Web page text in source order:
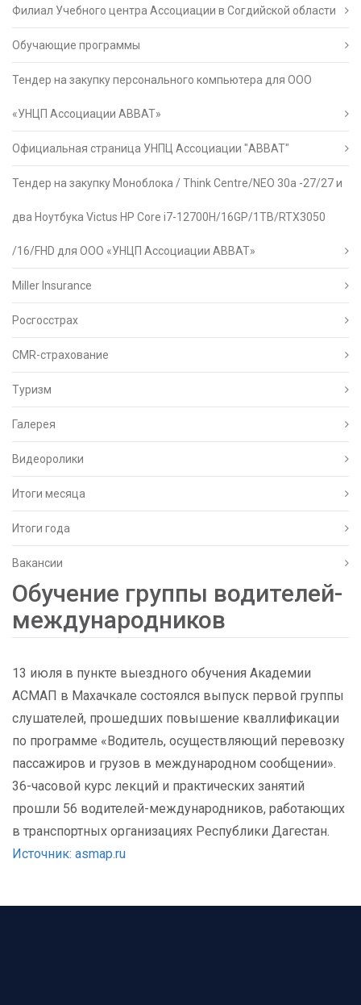
Филиал Учебного центра Ассоциации в Согдийской области
Обучающие программы
Тендер на закупку персонального компьютера для ООО
«УНЦП Ассоциации АВВАТ»
Официальная страница УНПЦ Ассоциации "АВВАТ"
Тендер на закупку Моноблока / Think Centre/NEO 30a -27/27 и
два Ноутбука Victus HP Core i7-12700H/16GP/1TB/RTX3050
/16/FHD для ООО «УНЦП Ассоциации АВВАТ»
Miller Insurance
Росгосстрах
CMR-страхование
Туризм
Галерея
Видеоролики
Итоги месяца
Итоги года
Вакансии
Обучение группы водителей-
международников
13 июля в пункте выездного обучения Академии
АСМАП в Махачкале состоялся выпуск первой группы
слушателей, прошедших повышение кваллификации
по программе «Водитель, осуществляющий перевозку
пассажиров и грузов в международном сообщении».
36-часовой курс лекций и практических занятий
прошли 56 водителей-международников, работающих
в транспортных организациях Республики Дагестан.
Источник: asmap.ru